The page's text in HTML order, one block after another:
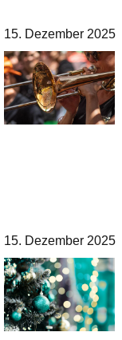
15. Dezember 2025
15. Dezember 2025